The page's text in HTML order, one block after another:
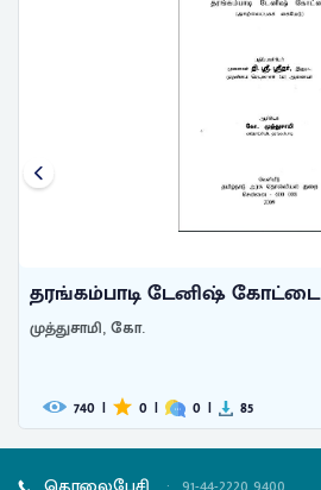
தரங்கம்பாடி டேனிஷ் கோட்டை
முத்துசாமி, கோ.
740 | 0 | 0 | 85